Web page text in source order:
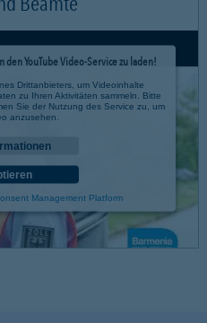
YouTube Video-Service zu laden!
Drittanbieters, um Videoinhalte
zu Ihren Aktivitäten sammeln. Bitte
Sie der Nutzung des Service zu, um
anzusehen.
Management Platform